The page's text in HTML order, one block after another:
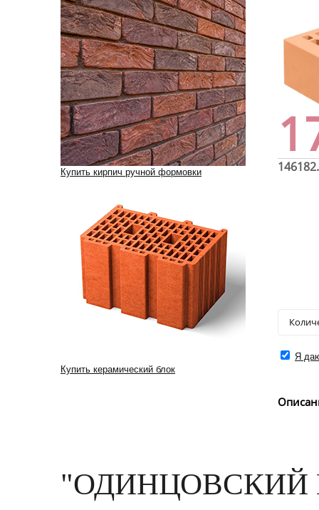
Купить кирпич ручной формовки
Купить керамический блок
Я
"ОДИНЦОВСКИЙ